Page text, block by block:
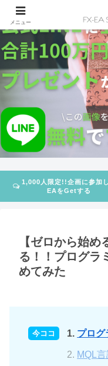
1,000人限定!!企画に参加
EAをGetする
【ゼロから始
る！！プログラ
めてみた
プログ
MQL
メニュー